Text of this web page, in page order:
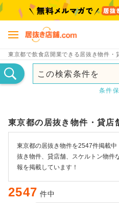
東京都で飲食店開業できる居抜き物件
この検索条件を
条件
東京都の居抜き物件・貸店
東京都の居抜き物件を2547件掲載
抜き物件、貸店舗、スケルトン物件
報を掲載しています！
2547 件中